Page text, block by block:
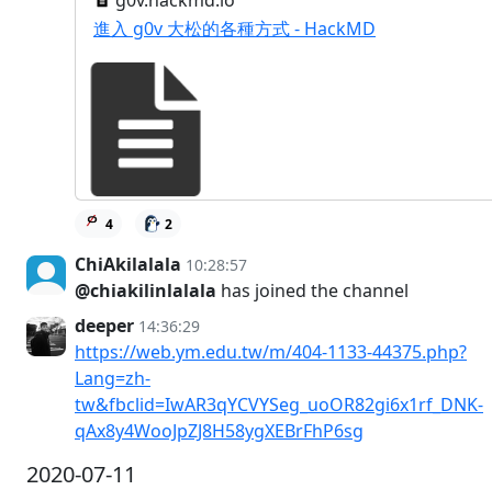
進入 g0v 大松的各種方式 - HackMD
4 2
ChiAkilalala 10:28:57
@chiakilinlalala has joined the channel
deeper 14:36:29
https://web.ym.edu.tw/m/404-1133-44375.php?
Lang=zh-
tw&fbclid=IwAR3qYCVYSeg_uoOR82gi6x1rf_DNK-
qAx8y4WooJpZJ8H58ygXEBrFhP6sg
2020-07-11